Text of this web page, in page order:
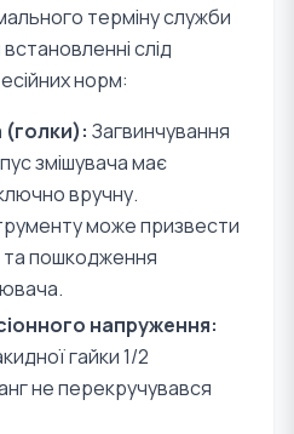
терміну служби
слід
норм:
Загвинчування
змішувача має
вручну.
може призвести
пошкодження
напруження:
гайки 1/2
не перекручувався